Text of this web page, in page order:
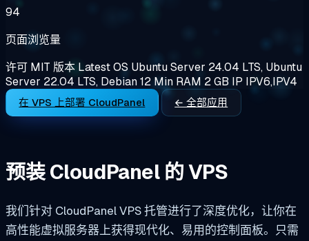
94
页面浏览量
许可 MIT 版本 LatestOS Ubuntu Server 24.04 LTS, Ubuntu
Server 22.04 LTS, Debian 12 Min RAM 2 GB IP IPV6,IPV4
在 VPS 上部署 CloudPanel ← 全部应用
预装 CloudPanel 的 VPS
我们针对 CloudPanel VPS 托管进行了深度优化，让你在
高性能虚拟服务器上获得现代化、易用的控制面板。只需